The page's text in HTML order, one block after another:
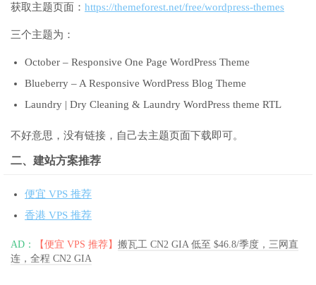
获取主题页面： https://themeforest.net/free/wordpress-themes
三个主题为：
October – Responsive One Page WordPress Theme
Blueberry – A Responsive WordPress Blog Theme
Laundry | Dry Cleaning & Laundry WordPress theme RTL
不好意思，没有链接，自己去主题页面下载即可。
二、建站方案推荐
便宜 VPS 推荐
香港 VPS 推荐
AD： 【便宜 VPS 推荐】 搬瓦工 CN2 GIA 低至 $46.8/季度，三网直
连，全程 CN2 GIA